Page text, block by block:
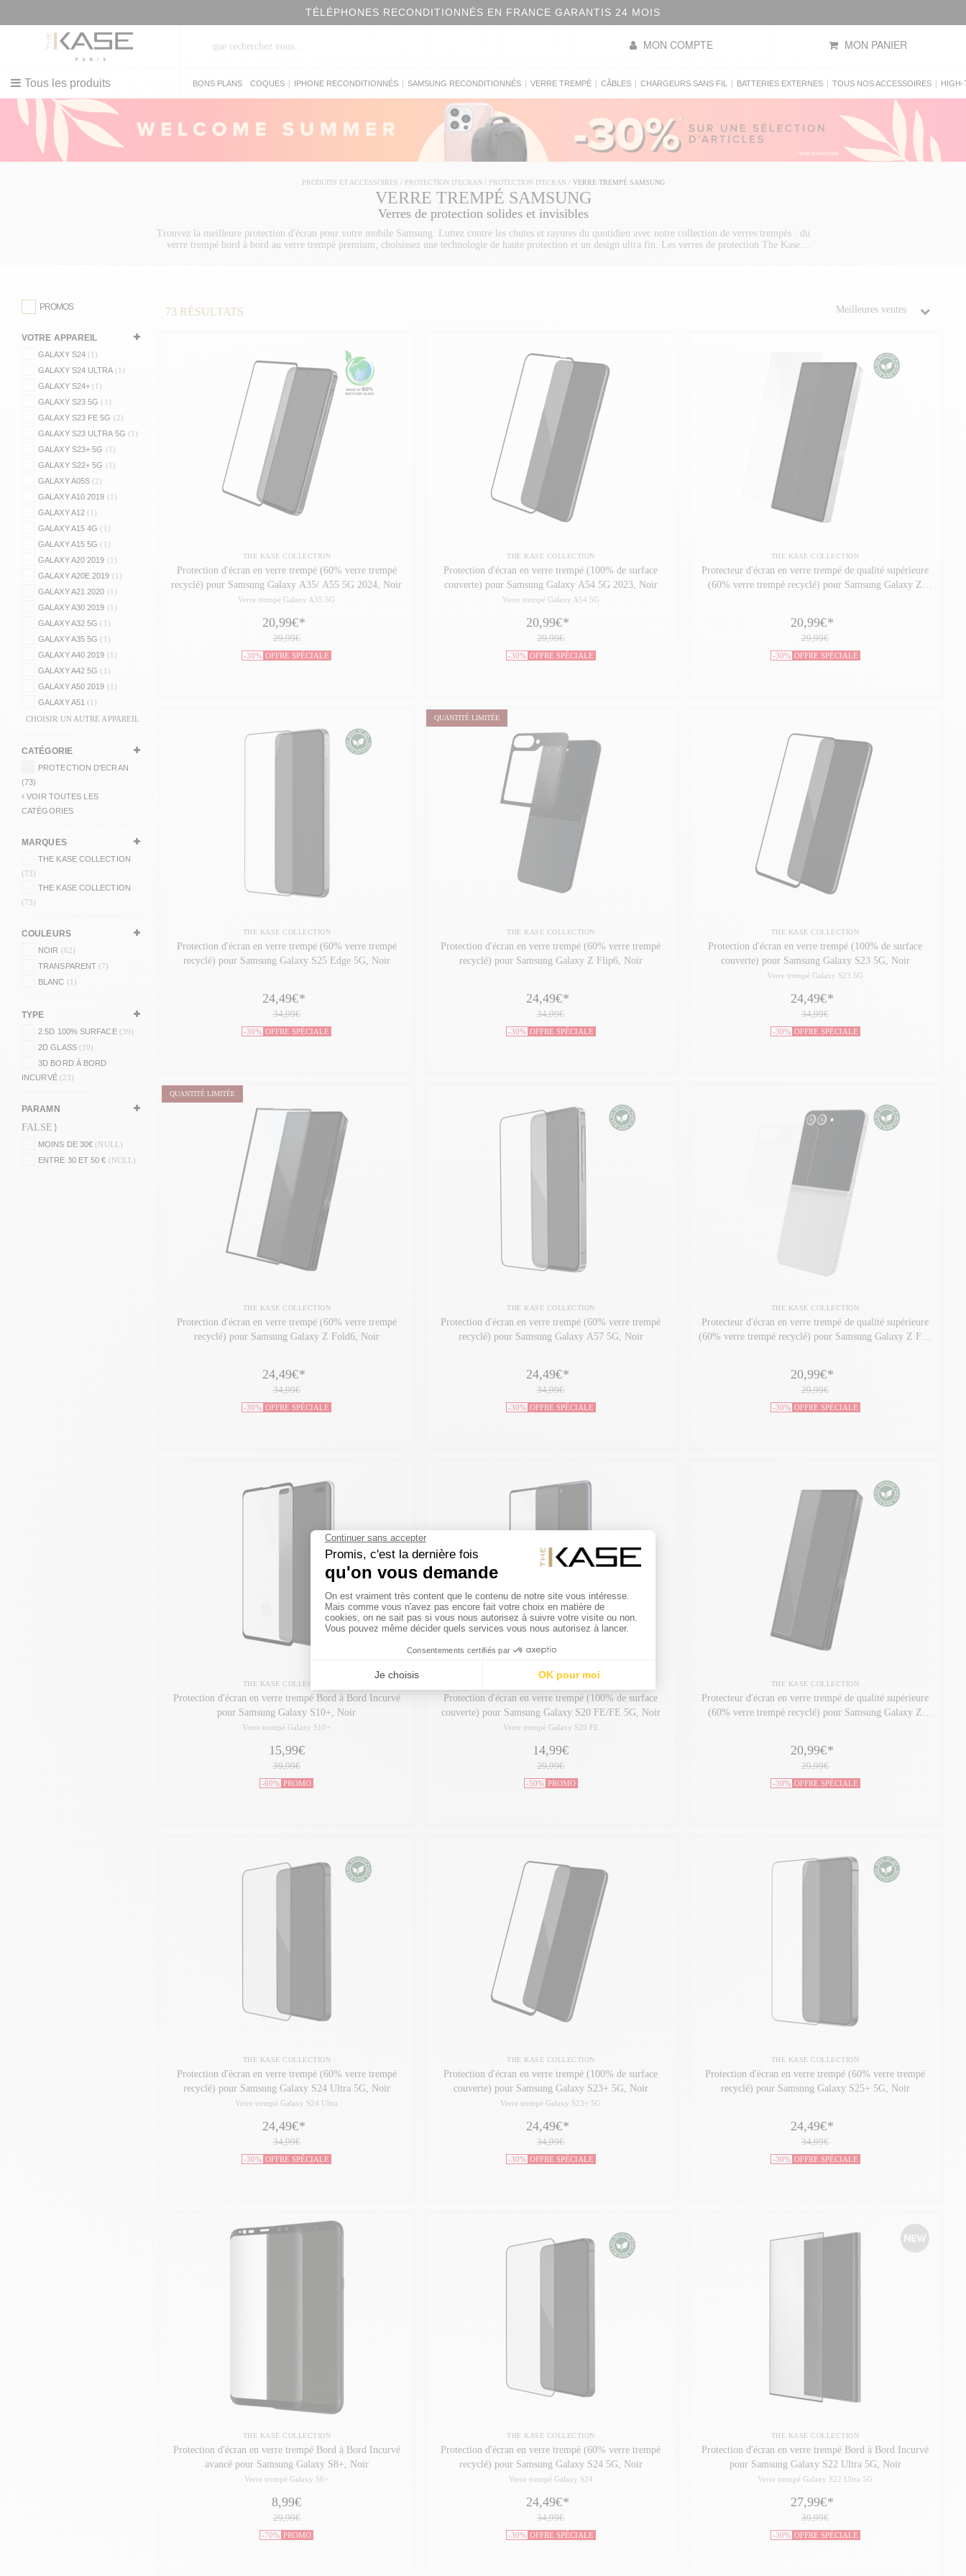
TÉLÉPHONES RECONDITIONNÉS EN FRANCE GARANTIS 24 MOIS
Tous les produits
MON COMPTE MON PANIER
BONS PLANS COQUES IPHONE RECONDITIONNÉS SAMSUNG RECONDITIONNÉS VERRE TREMPÉ CÂBLES CHARGEURS SANS FIL BATTERIES EXTERNES TOUS NOS ACCESSOIRES HIGH-
PRODUITS ET ACCESSOIRES / PROTECTION D'ECRAN / PROTECTION D'ECRAN / VERRE TREMPÉ SAMSUNG
VERRE TREMPÉ SAMSUNG
Verres de protection solides et invisibles
Trouvez la meilleure protection d'écran pour votre mobile Samsung. Luttez contre les chutes et rayures du quotidien avec notre collection de verres trempés : du
verre trempé bord à bord au verre trempé premium, choisissez une technologie de haute protection et un design ultra fin. Les verres de protection The Kase
PROMOS
VOTRE APPAREIL
GALAXY S24(1)
GALAXY S24 ULTRA (1)
GALAXY S24+(1)
GALAXY S23 5G(1)
GALAXY S23 FE 5G (2)
GALAXY S23 ULTRA 5G (1)
GALAXY S23+ 5G (1)
GALAXY S22+ 5G (1)
GALAXY A05S(2)
GALAXY A10 2019 (1)
GALAXY A12(1)
GALAXY A15 4G(1)
GALAXY A15 5G(1)
GALAXY A20 2019 (1)
GALAXY A20E 2019 (1)
GALAXY A21 2020 (1)
GALAXY A30 2019 (1)
GALAXY A32 5G(1)
GALAXY A35 5G(1)
GALAXY A40 2019 (1)
GALAXY A42 5G(1)
GALAXY A50 2019 (1)
GALAXY A51(1)
CHOISIR UN AUTRE APPAREIL
CATÉGORIE
PROTECTION D'ECRAN
(73)
VOIR TOUTES LES
CATÉGORIES
MARQUES
THE KASE COLLECTION
(73)
THE KASE COLLECTION
(73)
COULEURS
NOIR (62)
TRANSPARENT(7)
BLANC (1)
TYPE
2.5D 100% SURFACE (39)
2D GLASS (10)
3D BORD À BORD
INCURVÉ (23)
PARAMN
FALSE}
MOINS DE 30€(NULL)
ENTRE 30 ET 50 € (NULL)
73 RÉSULTATS
THE KASE COLLECTION
Protection d'écran en verre trempé (60% verre trempé
recyclé) pour Samsung Galaxy A35/ A55 5G 2024, Noir
Verre trempé Galaxy A35 5G
20,99€*
29,99€
-30% OFFRE SPÉCIALE
THE KASE COLLECTION
Protection d'écran en verre trempé (100% de surface
couverte) pour Samsung Galaxy A54 5G 2023, Noir
Verre trempé Galaxy A54 5G
20,99€*
29,99€
-30% OFFRE SPÉCIALE
THE KASE COLLECTION
Protecteur d'écran en verre trempé de qualité supérieure
(60% verre trempé recyclé) pour Samsung Galaxy Z
20,99€*
29,99€
-30% OFFRE SPÉCIALE
THE KASE COLLECTION
Protection d'écran en verre trempé (60% verre trempé
recyclé) pour Samsung Galaxy S25 Edge 5G, Noir
24,49€*
34,99€
-30% OFFRE SPÉCIALE
QUANTITÉ LIMITÉE
THE KASE COLLECTION
Protection d'écran en verre trempé (60% verre trempé
recyclé) pour Samsung Galaxy Z Flip6, Noir
24,49€*
34,99€
-30% OFFRE SPÉCIALE
THE KASE COLLECTION
Protection d'écran en verre trempé (100% de surface
couverte) pour Samsung Galaxy S23 5G, Noir
Verre trempé Galaxy S23 5G
24,49€*
34,99€
-30% OFFRE SPÉCIALE
QUANTITÉ LIMITÉE
THE KASE COLLECTION
Protection d'écran en verre trempé (60% verre trempé
recyclé) pour Samsung Galaxy Z Fold6, Noir
24,49€*
34,99€
-30% OFFRE SPÉCIALE
THE KASE COLLECTION
Protection d'écran en verre trempé (60% verre trempé
recyclé) pour Samsung Galaxy A57 5G, Noir
24,49€*
34,99€
-30% OFFRE SPÉCIALE
THE KASE COLLECTION
Protecteur d'écran en verre trempé de qualité supérieure
(60% verre trempé recyclé) pour Samsung Galaxy Z Flip
20,99€*
29,99€
-30% OFFRE SPÉCIALE
THE KASE COLLECTION
Protection d'écran en verre trempé Bord à Bord Incurvé
pour Samsung Galaxy S10+, Noir
Verre trempé Galaxy S10+
15,99€
39,99€
-60% PROMO
Protection d'écran en verre trempé (100% de surface
couverte) pour Samsung Galaxy S20 FE/FE 5G, Noir
Verre trempé Galaxy S20 FE
14,99€
29,99€
-50% PROMO
THE KASE COLLECTION
Protecteur d'écran en verre trempé de qualité supérieure
(60% verre trempé recyclé) pour Samsung Galaxy Z
20,99€*
29,99€
-30% OFFRE SPÉCIALE
THE KASE COLLECTION
Protection d'écran en verre trempé (60% verre trempé
recyclé) pour Samsung Galaxy S24 Ultra 5G, Noir
Verre trempé Galaxy S24 Ultra
24,49€*
34,99€
-30% OFFRE SPÉCIALE
THE KASE COLLECTION
Protection d'écran en verre trempé (100% de surface
couverte) pour Samsung Galaxy S23+ 5G, Noir
Verre trempé Galaxy S23+ 5G
24,49€*
34,99€
-30% OFFRE SPÉCIALE
THE KASE COLLECTION
Protection d'écran en verre trempé (60% verre trempé
recyclé) pour Samsung Galaxy S25+ 5G, Noir
24,49€*
34,99€
-30% OFFRE SPÉCIALE
THE KASE COLLECTION
Protection d'écran en verre trempé Bord à Bord Incurvé
avancé pour Samsung Galaxy S8+, Noir
Verre trempé Galaxy S8+
8,99€
29,99€
-70% PROMO
THE KASE COLLECTION
Protection d'écran en verre trempé (60% verre trempé
recyclé) pour Samsung Galaxy S24 5G, Noir
Verre trempé Galaxy S24
24,49€*
34,99€
-30% OFFRE SPÉCIALE
THE KASE COLLECTION
Protection d'écran en verre trempé Bord à Bord Incurvé
pour Samsung Galaxy S22 Ultra 5G, Noir
Verre trempé Galaxy S22 Ultra 5G
27,99€*
39,99€
-30% OFFRE SPÉCIALE